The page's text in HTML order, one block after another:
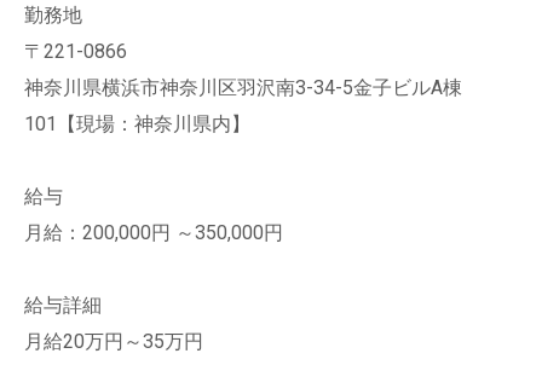
勤務地
〒221-0866
神奈川県横浜市神奈川区羽沢南3-34-5金子ビルA棟
101【現場：神奈川県内】
給与
月給：200,000円 ～350,000円
給与詳細
月給20万円～35万円